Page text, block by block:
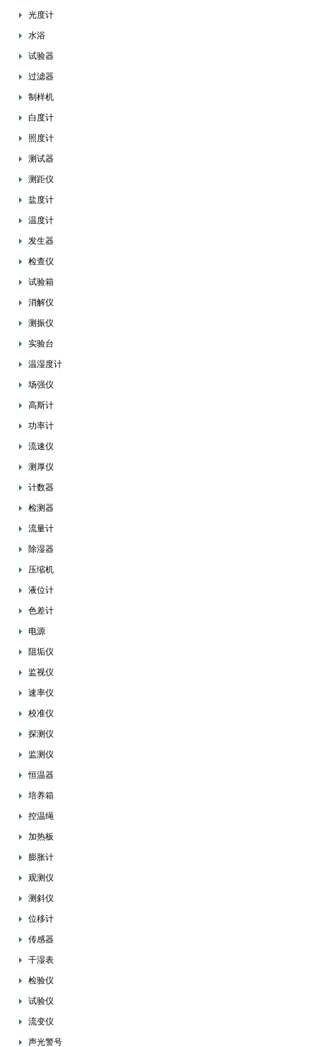
光度计
水浴
试验器
过滤器
制样机
白度计
照度计
测试器
测距仪
盐度计
温度计
发生器
检查仪
试验箱
消解仪
测振仪
实验台
温湿度计
场强仪
高斯计
功率计
流速仪
测厚仪
计数器
检测器
流量计
除湿器
压缩机
液位计
色差计
电源
阻垢仪
监视仪
速率仪
校准仪
探测仪
监测仪
恒温器
培养箱
控温绳
加热板
膨胀计
观测仪
测斜仪
位移计
传感器
干湿表
检验仪
试验仪
流变仪
声光警号